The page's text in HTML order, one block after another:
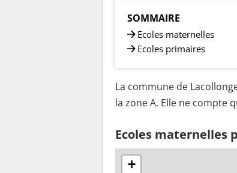
SOMMAIRE
Ecoles maternelles
Ecoles primaires
La commune de
la zone A. Elle ne compte
Ecoles maternelles
+